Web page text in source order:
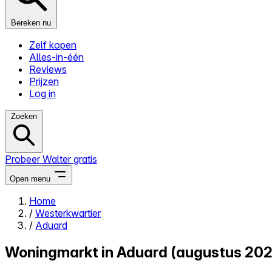
Bereken nu
Zelf kopen
Alles-in-één
Reviews
Prijzen
Log in
Zoeken
Probeer Walter gratis
Open menu
Close menu
Home
/ Westerkwartier
/ Aduard
Woningmarkt in Aduard (augustus